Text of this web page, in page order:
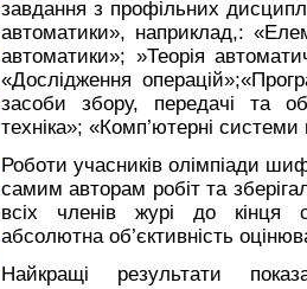
завдання з профільних
автоматики», наприклад,:
автоматики»; »Теорія
«Дослідження
засоби збору, передачі та
техніка»; «Комп’ютерні
Роботи учасників олімпіади
самим авторам робіт та
всіх членів журі до кінця
абсолютна об’єктивність
Найкращі результати